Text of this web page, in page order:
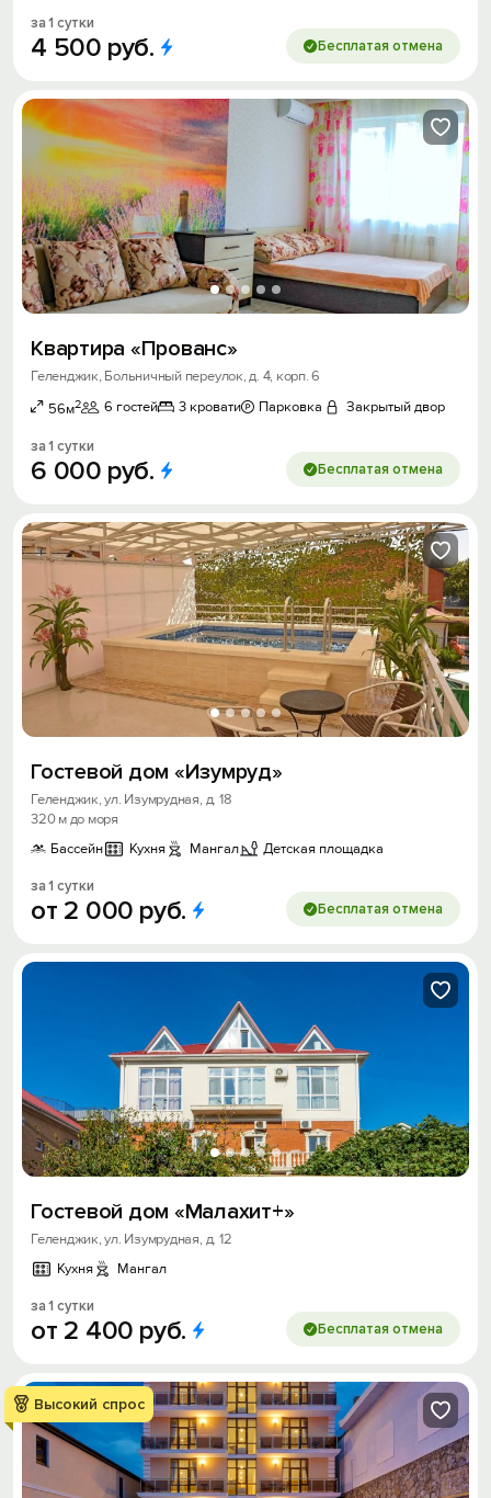
за 1 сутки
4 500 руб. Бесплатая отмена
Квартира «Прованс»
Геленджик, Больничный переулок, д. 4, корп. 6
56м2 6 гостей 3 кровати Парковка Закрытый двор
за 1 сутки
6 000 руб. Бесплатая отмена
Гостевой дом «Изумруд»
Геленджик, ул. Изумрудная, д. 18
320 м до моря
Бассейн
Кухня Мангал Детская площадка
за 1 сутки
от 2 000 руб. Бесплатая отмена
Гостевой дом «Малахит+»
Геленджик, ул. Изумрудная, д. 12
Кухня
Мангал
за 1 сутки
от 2 400 руб. Бесплатая отмена
Высокий спрос